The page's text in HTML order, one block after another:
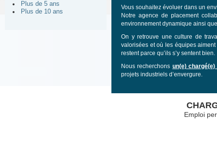
Plus de 5 ans
Plus de 10 ans
Vous souhaitez évoluer dans un
Notre agence de placement
environnement dynamique ainsi
On y retrouve une culture de
valorisées et où les équipes
restent parce qu’ils s’y sentent bien.
Nous recherchons un(e)
projets industriels d’envergure.
Emploi